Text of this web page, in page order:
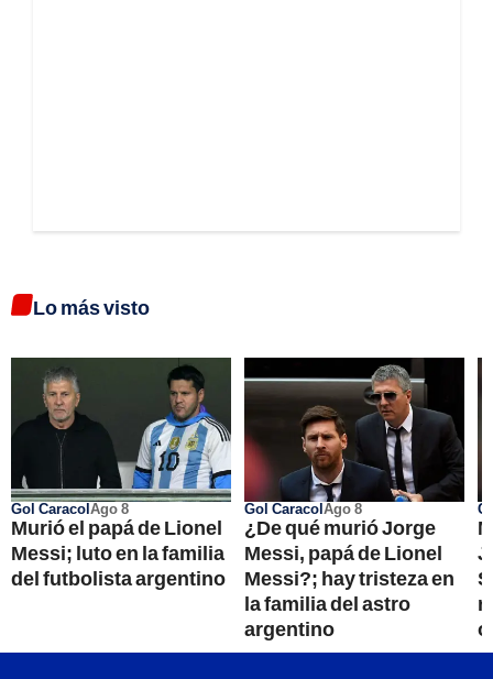
Lo más visto
Gol CaracolAgo 8
Murió el papá de Lionel
Messi; luto en la familia
del futbolista argentino
Gol CaracolAgo 8
¿De qué murió Jorge
Messi, papá de Lionel
Messi?; hay tristeza en
la familia del astro
argentino